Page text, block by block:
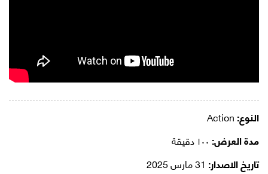
النوع:
مدة العرض:
تاريخ الاصدار: